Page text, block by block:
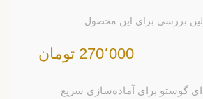
بررسی برای این محصول
270٬000 تومان
گوستو برای آماده‌سازی سریع